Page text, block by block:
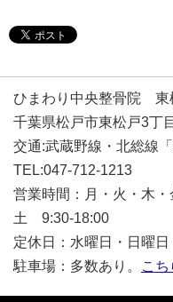
ひまわり中央整骨院 東
千葉県松戸市東松戸3丁
交通:武蔵野線・北総線
TEL:047-712-1213
営業時間：月・火・木
土 9:30-18:00
定休日：水曜日・日曜日
駐車場：多数あり。
こち